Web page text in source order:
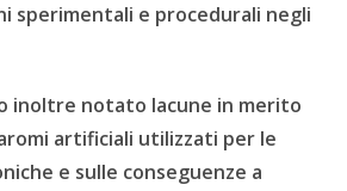
sperimentali e procedurali negli
inoltre notato lacune in merito
artificiali utilizzati per le
e sulle conseguenze a